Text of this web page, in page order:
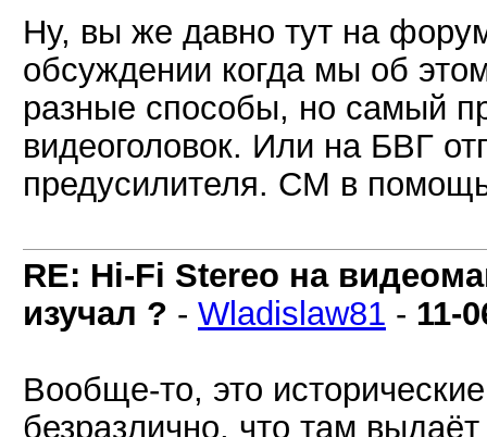
Ну, вы же давно тут на
обсуждении когда мы об
разные способы, но самый
видеоголовок. Или на БВГ
предусилителя. СМ в
RE: Hi-Fi Stereo на
изучал ? - Wladislaw81 - 11-
Вообще-то, это
безразлично, что там